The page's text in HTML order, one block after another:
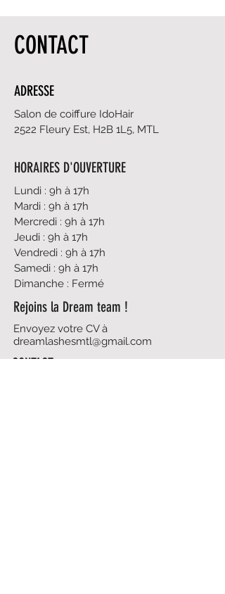
CONTACT
ADRESSE
Salon de coiffure IdoHair
2522 Fleury Est, H2B 1L5, MTL
HORAIRES D'OUVERTURE
Lundi : 9h à 17h
Mardi : 9h à 17h
Mercredi : 9h à 17h
Jeudi : 9h à 17h
Vendredi : 9h à 17h
Samedi : 9h à 17h
Dimanche : Fermé
Rejoins la Dream team !
Envoyez votre CV à
dreamlashesmtl@gmail.com
CONTACT